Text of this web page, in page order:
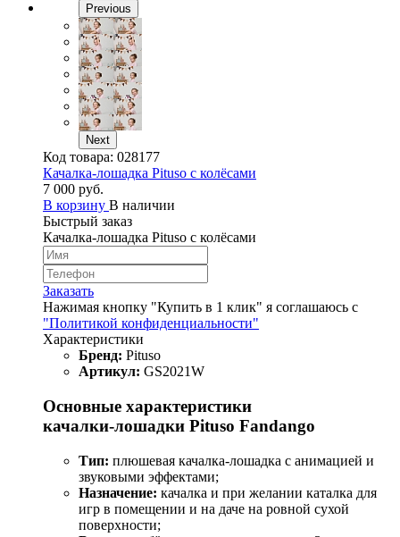
Previous
Next
Код товара: 028177
Качалка-лошадка Pituso с колёсами
7 000 руб.
В корзину В наличии
Быстрый заказ
Качалка-лошадка Pituso с колёсами
Заказать
Нажимая кнопку "Купить в 1 клик" я соглашаюсь с
"Политикой конфиденциальности"
Характеристики
Бренд: Pituso
Артикул: GS2021W
Основные характеристики
качалки‑лошадки Pituso Fandango
Тип: плюшевая качалка‑лошадка с анимацией и
звуковыми эффектами;
Назначение: качалка и при желании каталка для
игр в помещении и на даче на ровной сухой
поверхности;